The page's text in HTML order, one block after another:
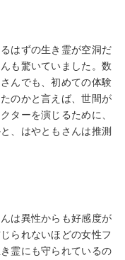
はずの生き霊が空洞だ
も驚いていました。数
んでも、初めての体験
のかと言えば、世間が
ターを演じるために、
、はやともさんは推測
は異性からも好感度が
られないほどの女性フ
霊にも守られているの